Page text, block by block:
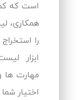
است که
همکاری،
را
ابزار
مهارت ها
اختیار